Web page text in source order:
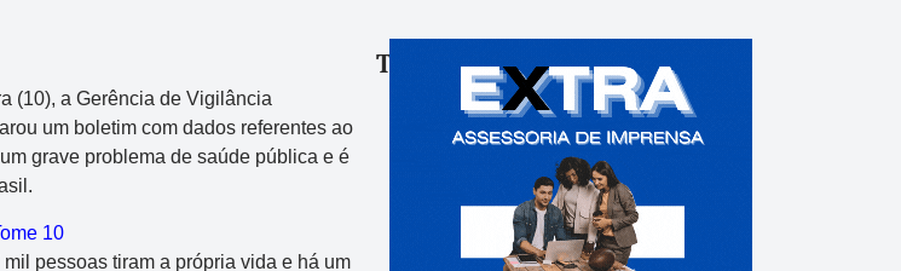
(10), a Gerência de Vigilância
um boletim com dados referentes ao
grave problema de saúde pública e é
pessoas tiram a própria vida e há um
Tags:Compartile: